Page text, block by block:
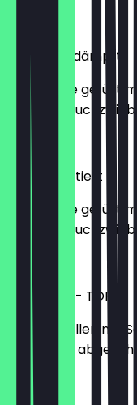
GYOZA Gedämpft
Teigtasche gefüllt
Möhren,
€6.90
GYOZA Frittiert
Teigtasche gefüllt
Möhren,
€6.90
GOI CUON - TOFU
Sommerrollen mit
Erdnüssen,